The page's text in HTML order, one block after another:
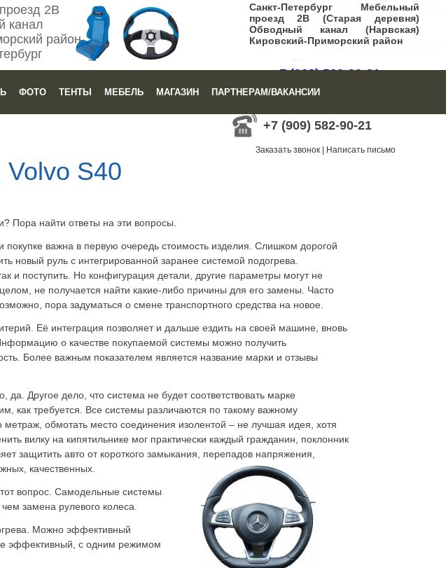
2В
канал
район
Санкт-Петербург Мебельный
проезд 2В (Старая деревня)
Обводный канал (Нарвская)
Кировский-Приморский район
+7 (909) 582-90-21
Заказать звонок|Написать письмо
+7 (909) 582-90-21
Заказать звонок Написать письмо
ФОТО ТЕНТЫ МЕБЕЛЬ МАГАЗИН ПАРТНЕРАМ/ВАКАНСИИ
Volvo S40
Пора найти ответы на эти вопросы.
важна в первую очередь стоимость изделия. Слишком дорогой
новый руль с интегрированной заранее системой подогрева.
и поступить. Но конфигурация детали, другие параметры могут не
не получается найти какие-либо причины для его замены. Часто
пора задуматься о смене транспортного средства на новое.
Её интеграция позволяет и дальше ездить на своей машине, вновь
о качестве покупаемой системы можно получить
Более важным показателем является название марки и отзывы
Другое дело, что система не будет соответствовать марке
как требуется. Все системы различаются по такому важному
обмотать место соединения изолентой – не лучшая идея, хотя
вилку на кипятильнике мог практически каждый гражданин, поклонник
защитить авто от короткого замыкания, перепадов напряжения,
качественных.
вопрос. Самодельные системы
замена рулевого колеса.
Можно эффективный
эффективный, с одним режимом